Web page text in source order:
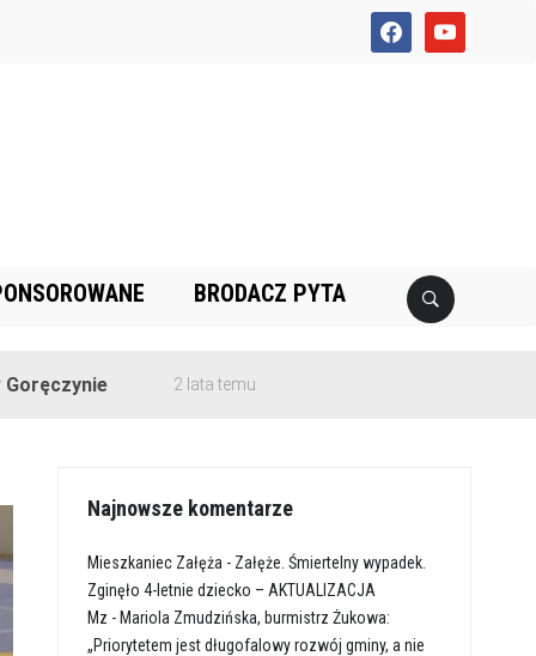
facebookyoutube
BRODACZ PYTA
2 lata temu
Najnowsze komentarze
Mieszkaniec Załęża - Załęże. Śmiertelny wypadek.
Zginęło 4-letnie dziecko – AKTUALIZACJA
Mz - Mariola Zmudzińska, burmistrz Żukowa:
„Priorytetem jest długofalowy rozwój gminy, a nie